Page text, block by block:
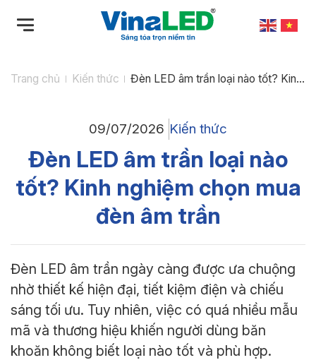
qua
dung
Trang chủ Kiến thức
Đèn LED âm trần loại nào tốt? Kinh
09/07/2026 Kiến thức
Đèn LED âm trần loại nào
tốt? Kinh nghiệm chọn mua
đèn âm trần
Đèn LED âm trần ngày càng được ưa chuộng
nhờ thiết kế hiện đại, tiết kiệm điện và chiếu
sáng tối ưu. Tuy nhiên, việc có quá nhiều mẫu
mã và thương hiệu khiến người dùng băn
khoăn không biết loại nào tốt và phù hợp.